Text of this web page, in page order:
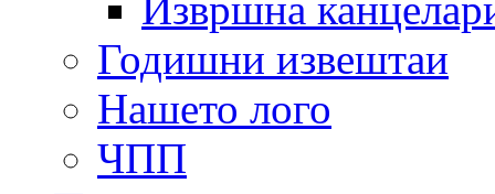
Годишни извештаи
Нашето лого
ЧПП